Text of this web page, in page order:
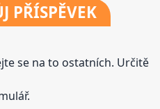
PŘÍSPĚVEK
se na to ostatních. Určitě